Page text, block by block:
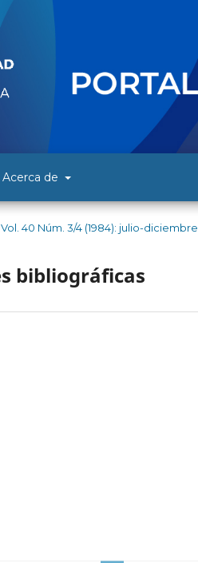
Acerca de
Vol. 40 Núm. 3/4 (1984): julio-diciembre
bibliográficas